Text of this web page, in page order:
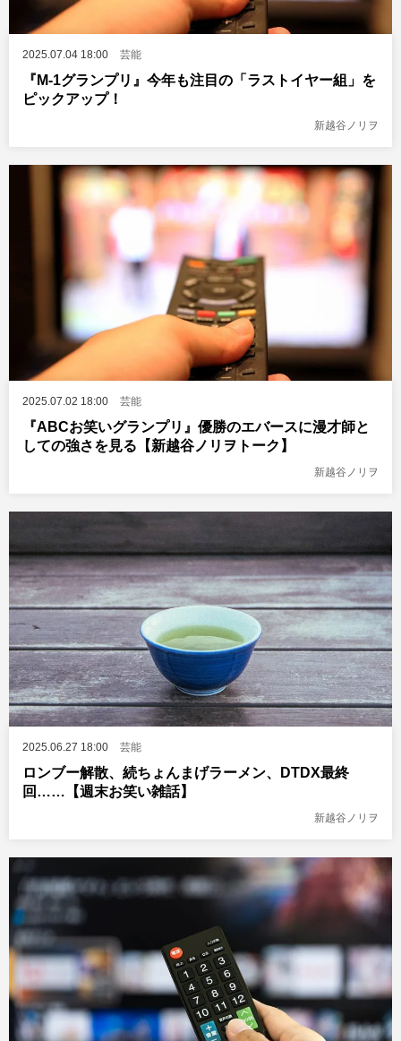
2025.07.04 18:00 芸能
『M-1グランプリ』今年も注目の「ラストイヤー組」を
ピックアップ！
新越谷ノリヲ
2025.07.02 18:00 芸能
『ABCお笑いグランプリ』優勝のエバースに漫才師と
しての強さを見る【新越谷ノリヲトーク】
新越谷ノリヲ
2025.06.27 18:00 芸能
ロンブー解散、続ちょんまげラーメン、DTDX最終
回……【週末お笑い雑話】
新越谷ノリヲ